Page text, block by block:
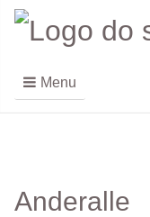
Menu
Anderalle